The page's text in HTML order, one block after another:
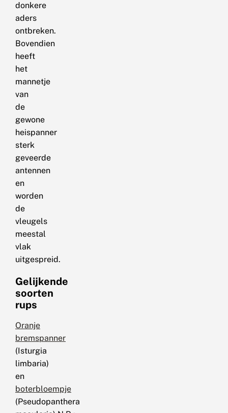
donkere
aders
ontbreken.
Bovendien
heeft
het
mannetje
van
de
gewone
heispanner
sterk
geveerde
antennen
en
worden
de
vleugels
meestal
vlak
uitgespreid.
Gelijkende
soorten
rups
Oranje
bremspanner
(Isturgia
limbaria)
en
boterbloempje
(Pseudopanthera